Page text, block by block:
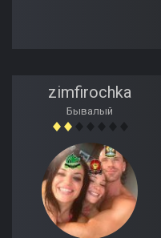
zimfirochka
Бывалый